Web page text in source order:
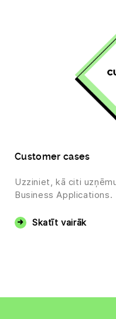
Customer cases
Uzziniet, kā citi
Business Applications.
Skatīt vairāk